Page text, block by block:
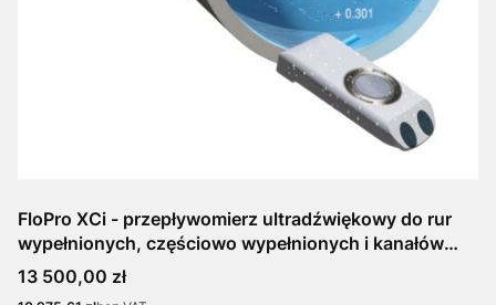
FloPro XCi - przepływomierz ultradźwiękowy do rur
wypełnionych, częściowo wypełnionych i kanałów
otwartych
Cena
13 500,00 zł